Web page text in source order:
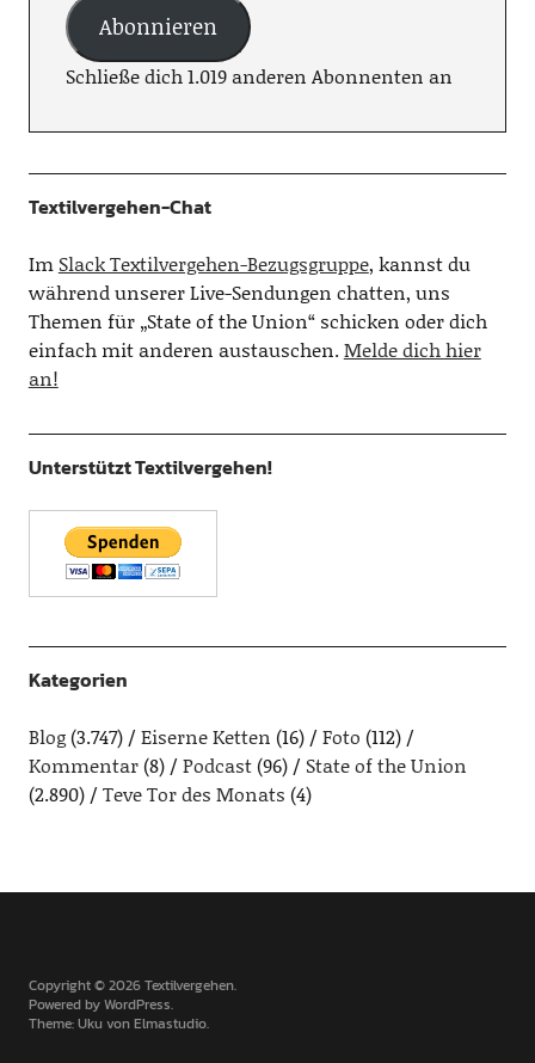
Abonnieren
Schließe dich 1.019 anderen Abonnenten an
Textilvergehen-Chat
Im Slack Textilvergehen-Bezugsgruppe, kannst du
während unserer Live-Sendungen chatten, uns
Themen für „State of the Union“ schicken oder dich
einfach mit anderen austauschen.Melde dich hier
an!
Unterstützt Textilvergehen!
Kategorien
Blog(3.747) Eiserne Ketten (16) Foto (112)
Kommentar(8) Podcast(96)
State of the Union
(2.890)
Teve Tor des Monats (4)
Copyright © 2026 Textilvergehen
Powered byWordPress
Theme: Uku vonElmastudio